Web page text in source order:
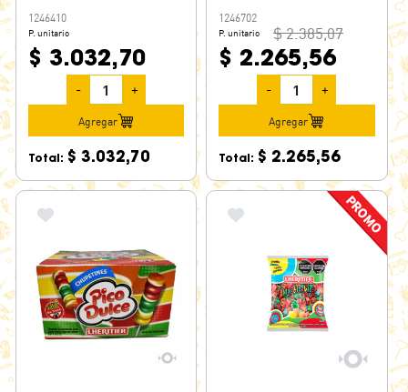
1246410
P. unitario
$ 3.032,70
- +
Agregar
Total: $ 3.032,70
1246702
P. unitario $ 2.385,07
$ 2.265,56
- +
Agregar
Total: $ 2.265,56